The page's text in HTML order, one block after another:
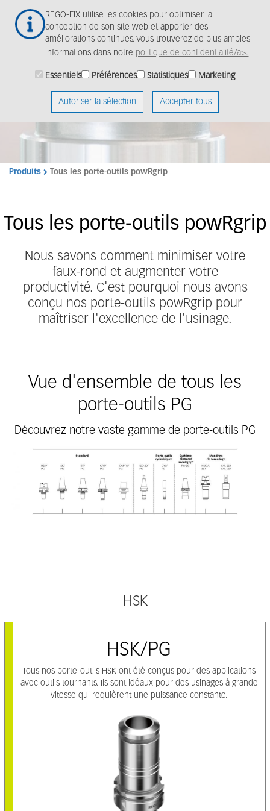
REGO-FIX utilise les cookies pour optimiser la
conception de son site web et apporter des
améliorations continues. Vous trouverez de plus amples
informations dans notre politique de confidentialité/a>.
Essentiels Préférences Statistiques Marketing
Autoriser la sélection Accepter tous
contenu
Minimiser le faux-rond
- augmenter la
productivité
Produits Tous les porte-outils powRgrip
Tous les porte-outils powRgrip
Nous savons comment minimiser votre
faux-rond et augmenter votre
productivité. C'est pourquoi nous avons
conçu nos porte-outils powRgrip pour
maîtriser l'excellence de l'usinage.
Vue d'ensemble de tous les
porte-outils PG
Découvrez notre vaste gamme de porte-outils PG
HSK
HSK/PG
Tous nos porte-outils HSK ont été conçus pour des applications
avec outils tournants. Ils sont idéaux pour des usinages à grande
vitesse qui requièrent une puissance constante.